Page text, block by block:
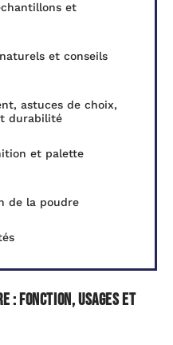
et
et conseils
astuces de choix,
durabilité
et palette
de la poudre
: fonction, usages et